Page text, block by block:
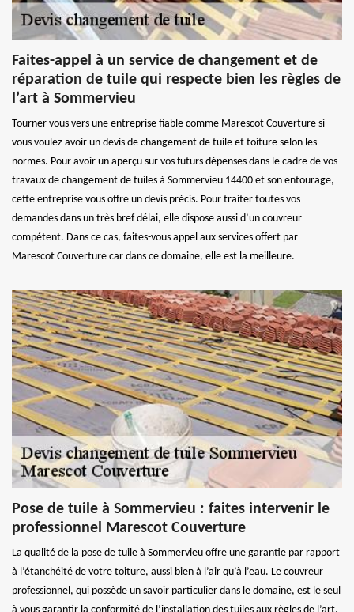
Faites-appel à un service de changement et de
réparation de tuile qui respecte bien les règles de
l’art à Sommervieu
Tourner vous vers une entreprise fiable comme Marescot Couverture si
vous voulez avoir un devis de changement de tuile et toiture selon les
normes. Pour avoir un aperçu sur vos futurs dépenses dans le cadre de vos
travaux de changement de tuiles à Sommervieu 14400 et son entourage,
cette entreprise vous offre un devis précis. Pour traiter toutes vos
demandes dans un très bref délai, elle dispose aussi d’un couvreur
compétent. Dans ce cas, faites-vous appel aux services offert par
Marescot Couverture car dans ce domaine, elle est la meilleure.
Pose de tuile à Sommervieu : faites intervenir le
professionnel Marescot Couverture
La qualité de la pose de tuile à Sommervieu offre une garantie par rapport
à l’étanchéité de votre toiture, aussi bien à l’air qu’à l’eau. Le couvreur
professionnel, qui possède un savoir particulier dans le domaine, est le seul